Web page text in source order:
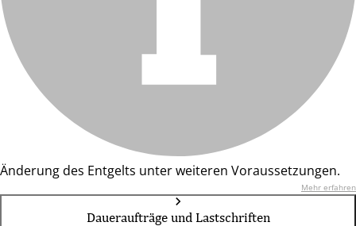
Änderung des Entgelts unter weiteren Voraussetzungen.
Mehr erfahren
Daueraufträge und Lastschriften